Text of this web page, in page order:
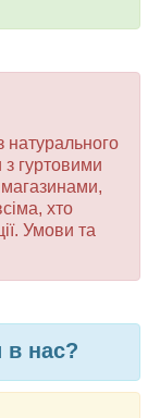
натурального
гуртовими
хто
Умови та
в нас?